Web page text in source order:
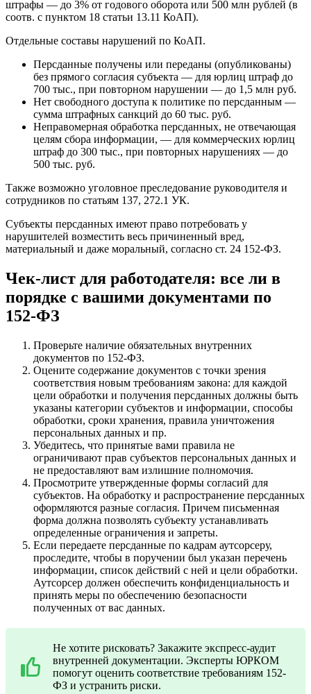
штрафы — до 3% от годового оборота или 500 млн рублей (в
соотв. с пунктом 18 статьи 13.11 КоАП).
Отдельные составы нарушений по КоАП.
Персданные получены или переданы (опубликованы)
без прямого согласия субъекта — для юрлиц штраф до
700 тыс., при повторном нарушении — до 1,5 млн руб.
Нет свободного доступа к политике по персданным —
сумма штрафных санкций до 60 тыс. руб.
Неправомерная обработка персданных, не отвечающая
целям сбора информации, — для коммерческих юрлиц
штраф до 300 тыс., при повторных нарушениях — до
500 тыс. руб.
Также возможно уголовное преследование руководителя и
сотрудников по статьям 137, 272.1 УК.
Субъекты персданных имеют право потребовать у
нарушителей возместить весь причиненный вред,
материальный и даже моральный, согласно ст. 24 152-ФЗ.
Чек-лист для работодателя: все ли в
порядке с вашими документами по
152-ФЗ
Проверьте наличие обязательных внутренних
документов по 152-ФЗ.
Оцените содержание документов с точки зрения
соответствия новым требованиям закона: для каждой
цели обработки и получения персданных должны быть
указаны категории субъектов и информации, способы
обработки, сроки хранения, правила уничтожения
персональных данных и пр.
Убедитесь, что принятые вами правила не
ограничивают прав субъектов персональных данных и
не предоставляют вам излишние полномочия.
Просмотрите утвержденные формы согласий для
субъектов. На обработку и распространение персданных
оформляются разные согласия. Причем письменная
форма должна позволять субъекту устанавливать
определенные ограничения и запреты.
Если передаете персданные по кадрам аутсорсеру,
проследите, чтобы в поручении был указан перечень
информации, список действий с ней и цели обработки.
Аутсорсер должен обеспечить конфиденциальность и
принять меры по обеспечению безопасности
полученных от вас данных.
Не хотите рисковать? Закажите экспресс-аудит
внутренней документации. Эксперты ЮРКОМ
помогут оценить соответствие требованиям 152-
ФЗ и устранить риски.